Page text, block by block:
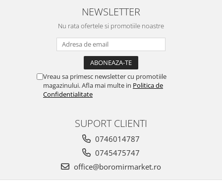
NEWSLETTER
Nu rata ofertele si promotiile noastre
Vreau sa primesc newsletter cu promotiile
magazinului. Afla mai multe in Politica de
Confidentialitate
SUPORT CLIENTI
0746014787
0745475747
office@boromirmarket.ro